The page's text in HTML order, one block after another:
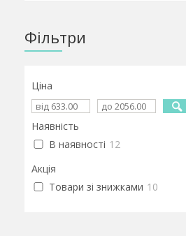
Фільтри
Ціна
Наявність
В наявності 12
Акція
Товари зі знижками 10